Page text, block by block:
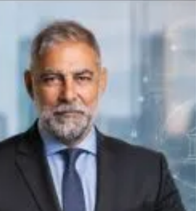
Canada–China Culture Development
Association et coprésenté par l’Alliance des
artistes NextGen du Canada, avec le soutien
du Fonds national pour les arts de Chine,
l’événement réunira sur une même